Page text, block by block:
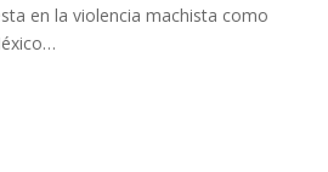
en la violencia machista como